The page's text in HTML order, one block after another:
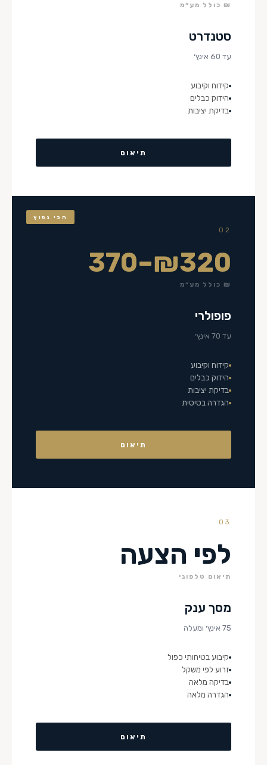
₪ כולל מע״מ
סטנדרט
עד 60 אינץ׳
קידוח וקיבוע
הידוק כבלים
בדיקת יציבות
תיאום
הכי נפוץ
02
₪320–370
₪ כולל מע״מ
פופולרי
עד 70 אינץ׳
קידוח וקיבוע
הידוק כבלים
בדיקת יציבות
הגדרה בסיסית
תיאום
03
לפי הצעה
תיאום טלפוני
מסך ענק
75 אינץ׳ ומעלה
קיבוע בטיחותי כפול
זרוע לפי משקל
בדיקה מלאה
הגדרה מלאה
תיאום